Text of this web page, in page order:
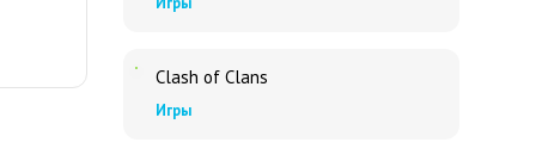
Clash of Clans
Игры